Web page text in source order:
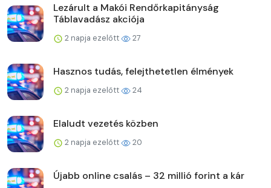
Lezárult a Makói Rendőrkapitányság
Táblavadász akciója
2 napja ezelőtt 27
Hasznos tudás, felejthetetlen élmények
2 napja ezelőtt 24
Elaludt vezetés közben
2 napja ezelőtt 20
Újabb online csalás – 32 millió forint a kár